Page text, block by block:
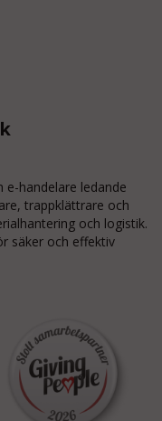
e-handelare ledande
trappklättrare och
och logistik.
säker och effektiv